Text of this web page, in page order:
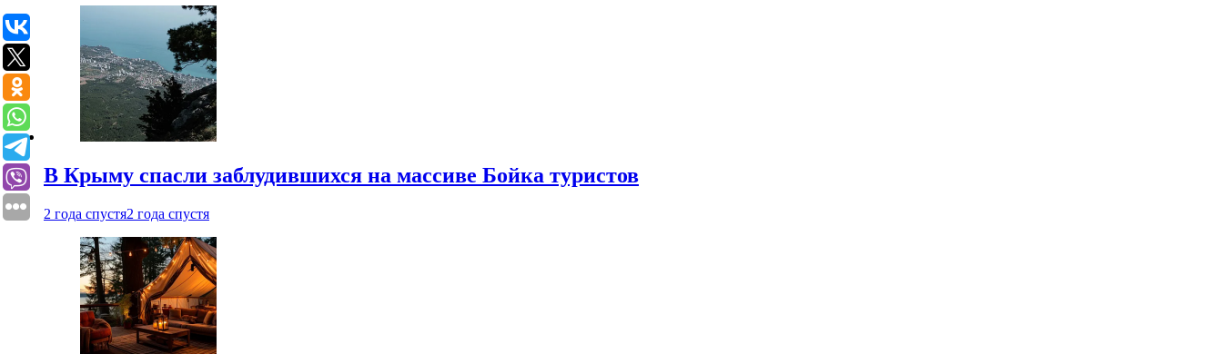
В Крыму спасли заблудившихся на массиве Бойка туристов
2 года спустя2 года спустя